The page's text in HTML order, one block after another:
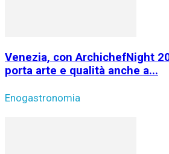
Venezia, con ArchichefNight
porta arte e qualità anche a...
Enogastronomia